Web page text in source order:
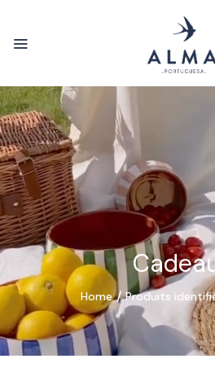
Home Produits